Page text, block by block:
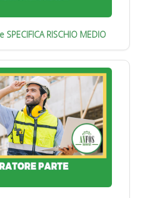
RISCHIO MEDIO